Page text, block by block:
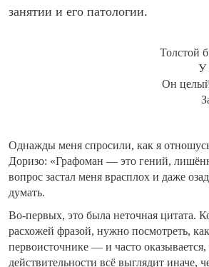
занятии и его патологии.
Толстой
У
Он
Однажды меня спросили, как я
Доризо: «Графоман — это гений,
вопрос застал меня врасплох и даже
думать.
Во-первых, это была неточная цитата.
расхожей фразой, нужно посмотреть,
первоисточнике — и часто оказывается,
действительности всё выглядит иначе,